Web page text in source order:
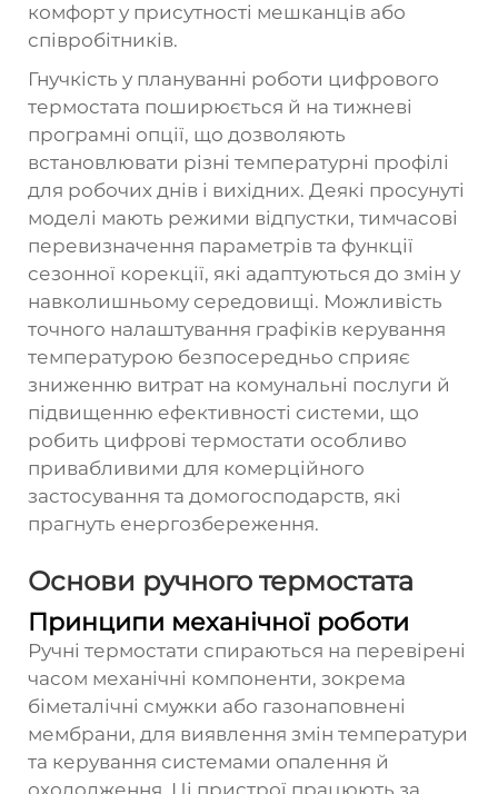
комфорт у присутності мешканців або
співробітників.
Гнучкість у плануванні роботи цифрового
термостата поширюється й на тижневі
програмні опції, що дозволяють
встановлювати різні температурні профілі
для робочих днів і вихідних. Деякі просунуті
моделі мають режими відпустки, тимчасові
перевизначення параметрів та функції
сезонної корекції, які адаптуються до змін у
навколишньому середовищі. Можливість
точного налаштування графіків керування
температурою безпосередньо сприяє
зниженню витрат на комунальні послуги й
підвищенню ефективності системи, що
робить цифрові термостати особливо
привабливими для комерційного
застосування та домогосподарств, які
прагнуть енергозбереження.
Основи ручного термостата
Принципи механічної роботи
Ручні термостати спираються на перевірені
часом механічні компоненти, зокрема
біметалічні смужки або газонаповнені
мембрани, для виявлення змін температури
та керування системами опалення й
охолодження. Ці пристрої працюють за